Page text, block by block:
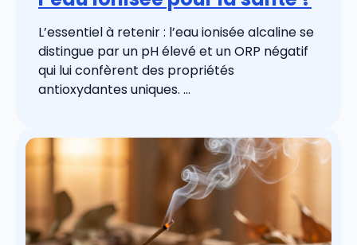
L’essentiel à retenir : l’eau ionisée alcaline se
distingue par un pH élevé et un ORP négatif
qui lui confèrent des propriétés
antioxydantes uniques. ...